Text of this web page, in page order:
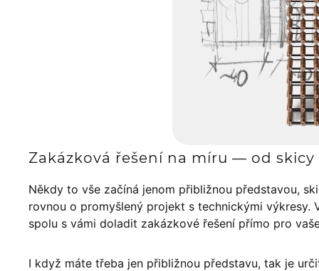
Zakázková řešení na míru — od
Někdy to vše začíná jenom přibližnou představou,
rovnou o promyšlený projekt s technickými výkresy.
spolu s vámi doladit zakázkové řešení přímo pro
I když máte třeba jen přibližnou představu, tak je